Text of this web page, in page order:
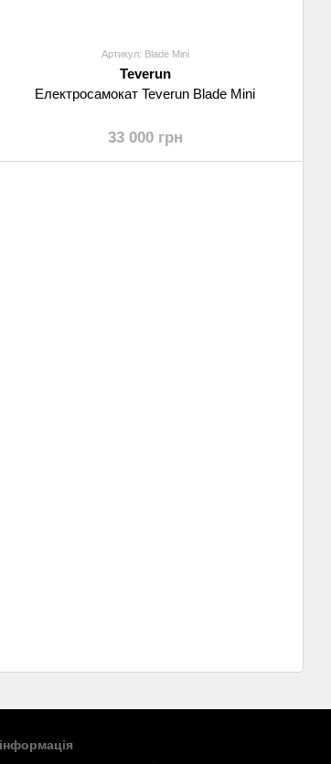
Артикул: Blade Mini
Teverun
Електросамокат Teverun Blade Mini
33 000 грн